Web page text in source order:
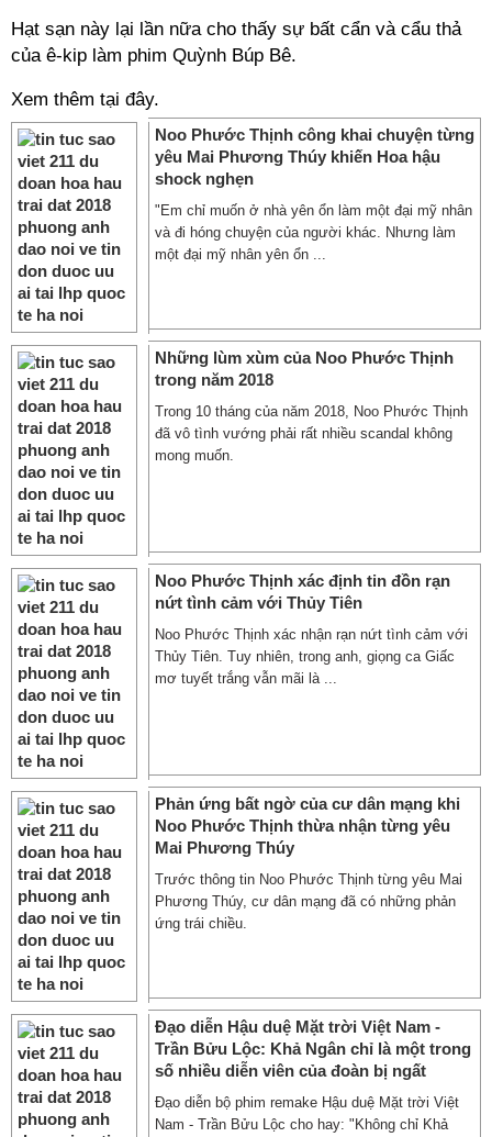
Hạt sạn này lại lần nữa cho thấy sự bất cẩn và cẩu thả
của ê-kip làm phim Quỳnh Búp Bê.
Xem thêm tại đây.
Noo Phước Thịnh công khai chuyện từng
yêu Mai Phương Thúy khiến Hoa hậu
shock nghẹn
"Em chỉ muốn ở nhà yên ổn làm một đại mỹ nhân
và đi hóng chuyện của người khác. Nhưng làm
một đại mỹ nhân yên ổn ...
Những lùm xùm của Noo Phước Thịnh
trong năm 2018
Trong 10 tháng của năm 2018, Noo Phước Thịnh
đã vô tình vướng phải rất nhiều scandal không
mong muốn.
Noo Phước Thịnh xác định tin đồn rạn
nứt tình cảm với Thủy Tiên
Noo Phước Thịnh xác nhận rạn nứt tình cảm với
Thủy Tiên. Tuy nhiên, trong anh, giọng ca Giấc
mơ tuyết trắng vẫn mãi là ...
Phản ứng bất ngờ của cư dân mạng khi
Noo Phước Thịnh thừa nhận từng yêu
Mai Phương Thúy
Trước thông tin Noo Phước Thịnh từng yêu Mai
Phương Thúy, cư dân mạng đã có những phản
ứng trái chiều.
Đạo diễn Hậu duệ Mặt trời Việt Nam -
Trần Bửu Lộc: Khả Ngân chỉ là một trong
số nhiều diễn viên của đoàn bị ngất
Đạo diễn bộ phim remake Hậu duệ Mặt trời Việt
Nam - Trần Bửu Lộc cho hay: "Không chỉ Khả